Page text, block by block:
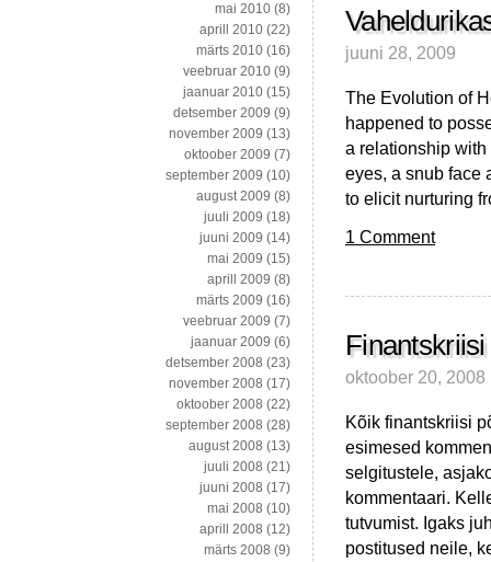
juuni 28, 2009
The Evolution of
happened to
a relationship with
eyes, a snub face
to elicit nurturing
1 Comment
oktoober 20, 2008
Kõik finantskriisi
esimesed
selgitustele,
kommentaari.
tutvumist. Igaks
postitused neile,
mai 2010 (8)
aprill 2010 (22)
märts 2010 (16)
veebruar 2010 (9)
jaanuar 2010 (15)
detsember 2009 (9)
november 2009 (13)
oktoober 2009 (7)
september 2009 (10)
august 2009 (8)
juuli 2009 (18)
juuni 2009 (14)
mai 2009 (15)
aprill 2009 (8)
märts 2009 (16)
veebruar 2009 (7)
jaanuar 2009 (6)
detsember 2008 (23)
november 2008 (17)
oktoober 2008 (22)
september 2008 (28)
august 2008 (13)
juuli 2008 (21)
juuni 2008 (17)
mai 2008 (10)
aprill 2008 (12)
märts 2008 (9)